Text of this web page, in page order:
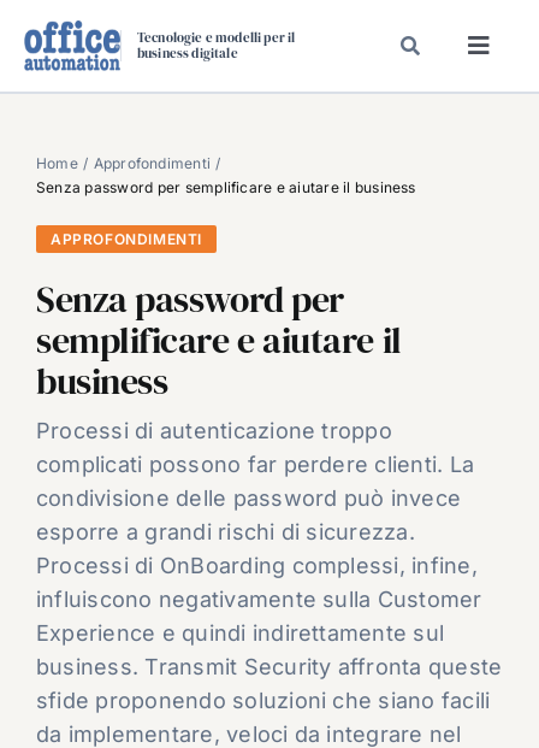
Tecnologie e modelli per il
business digitale
SPECIAL PAPER
TAVOLE ROTONDE DI REDAZIONE
DAL MERCATO
CARRIERE
VIDEO
EVENTI
CHI SIAMO
Home
Approfondimenti
Senza password per semplificare e aiutare il business
APPROFONDIMENTI
Senza password per
semplificare e aiutare il
business
Processi di autenticazione troppo
complicati possono far perdere clienti. La
condivisione delle password può invece
esporre a grandi rischi di sicurezza.
Processi di OnBoarding complessi, infine,
influiscono negativamente sulla Customer
Experience e quindi indirettamente sul
business. Transmit Security affronta queste
sfide proponendo soluzioni che siano facili
da implementare, veloci da integrare nel